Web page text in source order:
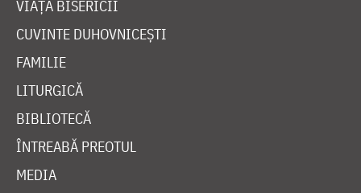
VIAȚA BISERICII
CUVINTE DUHOVNICEȘTI
FAMILIE
LITURGICĂ
BIBLIOTECĂ
ÎNTREABĂ PREOTUL
MEDIA